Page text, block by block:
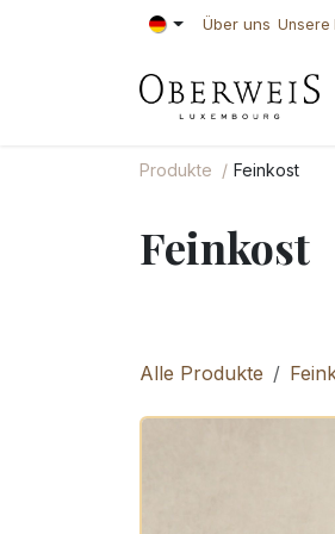
Zum Inhalt springen Über uns Unsere
Produkte Feinkost
Feinkost
Alle Produkte